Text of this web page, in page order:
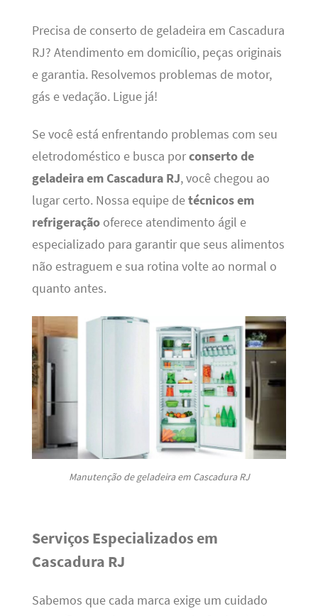
Precisa de conserto de geladeira em Cascadura
RJ? Atendimento em domicílio, peças originais
e garantia. Resolvemos problemas de motor,
gás e vedação. Ligue já!
Se você está enfrentando problemas com seu
eletrodoméstico e busca porconserto de
geladeira em Cascadura RJ, você chegou ao
lugar certo. Nossa equipe detécnicos em
refrigeraçãooferece atendimento ágil e
especializado para garantir que seus alimentos
não estraguem e sua rotina volte ao normal o
quanto antes.
Manutenção de geladeira em Cascadura RJ
Serviços Especializados em
Cascadura RJ
Sabemos que cada marca exige um cuidado